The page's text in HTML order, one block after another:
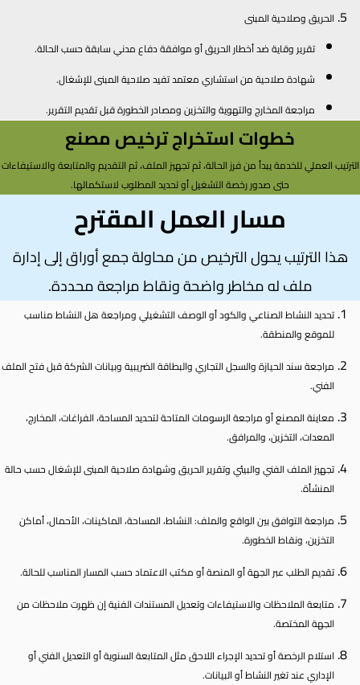
الحريق وصلاحية المبنى
تقرير وقاية ضد أخطار الحريق أو موافقة دفاع مدني سابقة حسب الحالة.
شهادة صلاحية من استشاري معتمد تفيد صلاحية المبنى للإشغال.
مراجعة المخارج والتهوية والتخزين ومصادر الخطورة قبل تقديم التقرير.
خطوات استخراج ترخيص مصنع
الترتيب العملي للخدمة يبدأ من فرز الحالة، ثم تجهيز الملف، ثم التقديم والمتابعة والاستيفاءات
حتى صدور رخصة التشغيل أو تحديد المطلوب لاستكمالها.
مسار العمل المقترح
هذا الترتيب يحول الترخيص من محاولة جمع أوراق إلى إدارة
ملف له مخاطر واضحة ونقاط مراجعة محددة.
تحديد النشاط الصناعي والكود أو الوصف التشغيلي ومراجعة هل النشاط مناسب
للموقع والمنطقة.
مراجعة سند الحيازة والسجل التجاري والبطاقة الضريبية وبيانات الشركة قبل فتح الملف
الفني.
معاينة المصنع أو مراجعة الرسومات المتاحة لتحديد المساحة، الفراغات، المخارج،
المعدات، التخزين، والمرافق.
تجهيز الملف الفني والبيئي وتقرير الحريق وشهادة صلاحية المبنى للإشغال حسب حالة
المنشأة.
مراجعة التوافق بين الواقع والملف: النشاط، المساحة، الماكينات، الأحمال، أماكن
التخزين، ونقاط الخطورة.
تقديم الطلب عبر الجهة أو المنصة أو مكتب الاعتماد حسب المسار المناسب للحالة.
متابعة الملاحظات والاستيفاءات وتعديل المستندات الفنية إن ظهرت ملاحظات من
الجهة المختصة.
استلام الرخصة أو تحديد الإجراء اللاحق مثل المتابعة السنوية أو التعديل الفني أو
الإداري عند تغير النشاط أو البيانات.